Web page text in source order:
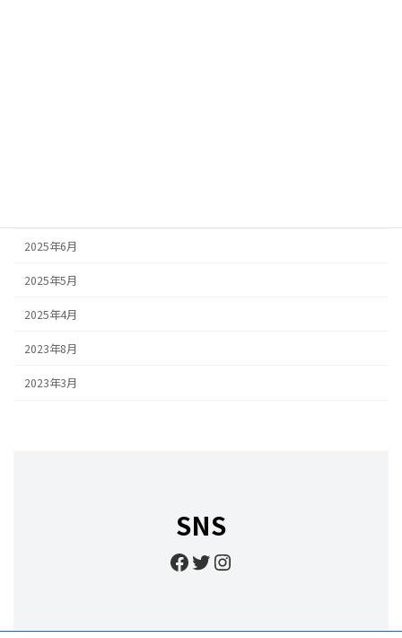
2025年6月
2025年5月
2025年4月
2023年8月
2023年3月
SNS
Facebook
Twitter
Instagram